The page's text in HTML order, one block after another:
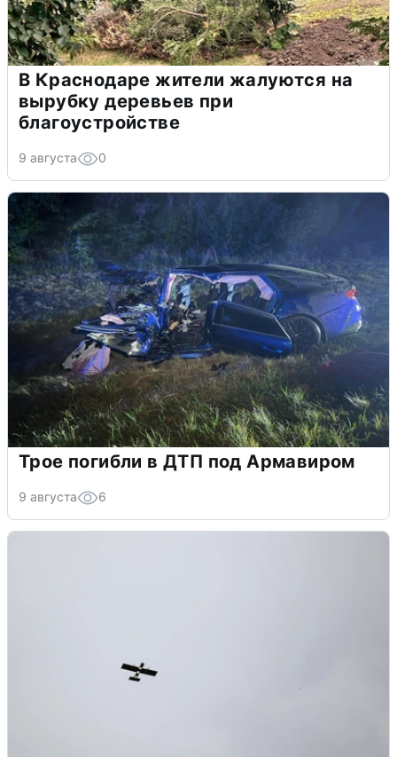
В Краснодаре жители жалуются на
вырубку деревьев при
благоустройстве
9 августа 0
Трое погибли в ДТП под Армавиром
9 августа 6